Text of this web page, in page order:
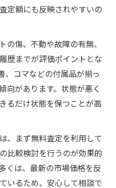
定額にも反映されやすいの
の傷、不動や故障の有無、
歴までが評価ポイントとな
、コマなどの付属品が揃っ
向があります。状態が悪く
るだけ状態を保つことが高
、まず無料査定を利用して
比較検討を行うのが効果的
くは、最新の市場価格を反
いるため、安心して相談で